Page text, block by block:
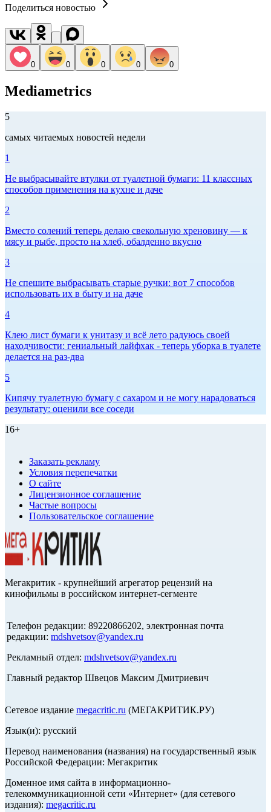
Поделиться новостью
0 0 0 0 0
Mediametrics
5
самых читаемых новостей недели
1
Не выбрасывайте втулки от туалетной бумаги: 11 классных
способов применения на кухне и даче
2
Вместо солений теперь делаю свекольную хреновину — к
мясу и рыбе, просто на хлеб, обалденно вкусно
3
Не спешите выбрасывать старые ручки: вот 7 способов
использовать их в быту и на даче
4
Клею лист бумаги к унитазу и всё лето радуюсь своей
находчивости: гениальный лайфхак - теперь уборка в туалете
делается на раз-два
5
Кипячу туалетную бумагу с сахаром и не могу нарадоваться
результату: оценили все соседи
16+
Заказать рекламу
Условия перепечатки
О сайте
Лицензионное соглашение
Частые вопросы
Пользовательское соглашение
Мегакритик - крупнейший агрегатор рецензий на
кинофильмы в российском интернет-сегменте
Телефон редакции: 89220866202, электронная почта
редакции: mdshvetsov@yandex.ru
Рекламный отдел: mdshvetsov@yandex.ru
Главный редактор Швецов Максим Дмитриевич
Сетевое издание megacritic.ru (МЕГАКРИТИК.РУ)
Язык(и): русский
Перевод наименования (названия) на государственный язык
Российской Федерации: Мегакритик
Доменное имя сайта в информационно-
телекоммуникационной сети «Интернет» (для сетевого
издания): megacritic.ru